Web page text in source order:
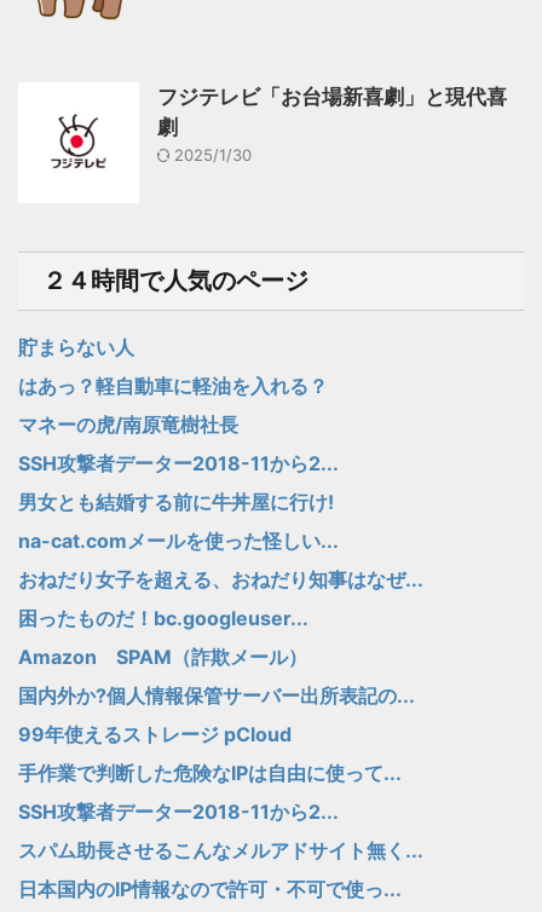
フジテレビ「お台場新喜劇」と現代喜
劇
2025/1/30
２４時間で人気のページ
貯まらない人
はあっ？軽自動車に軽油を入れる？
マネーの虎/南原竜樹社長
SSH攻撃者データー2018-11から2...
男女とも結婚する前に牛丼屋に行け!
na-cat.comメールを使った怪しい...
おねだり女子を超える、おねだり知事はなぜ...
困ったものだ！bc.googleuser...
Amazon SPAM（詐欺メール）
国内外か?個人情報保管サーバー出所表記の...
99年使えるストレージ pCloud
手作業で判断した危険なIPは自由に使って...
SSH攻撃者データー2018-11から2...
スパム助長させるこんなメルアドサイト無く...
日本国内のIP情報なので許可・不可で使っ...